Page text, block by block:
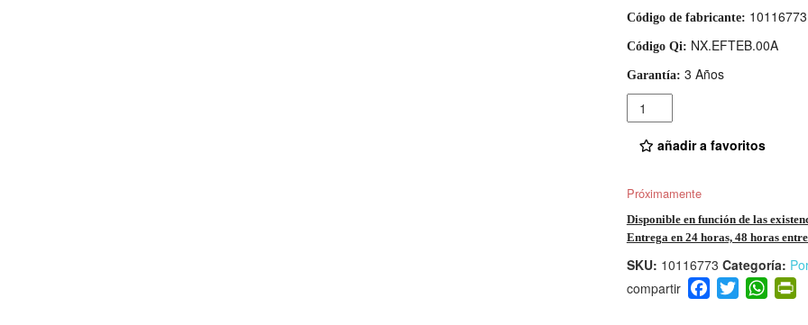
Código de fabricante: 10116773
Código Qi: NX.EFTEB.00A
Garantía: 3 Años
Cantidad
añadir a favoritos
Próximamente
Disponible en función de las
Entrega en 24 horas, 48 horas
SKU: 10116773 Categoría:
F
a
T
wi
W
h
Pr
in